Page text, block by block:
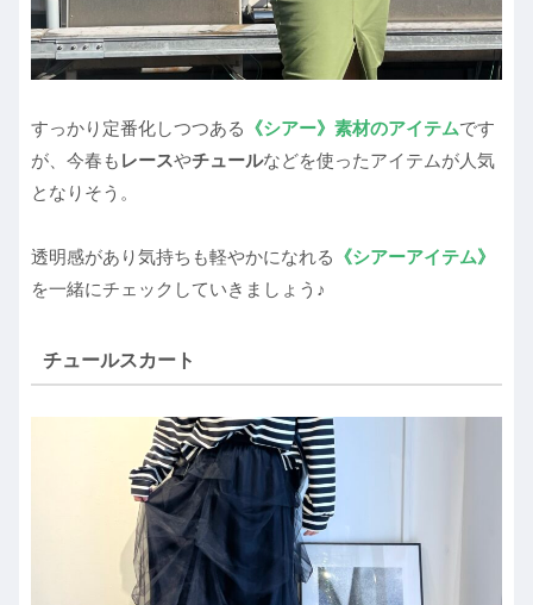
すっかり定番化しつつある 《シアー》 素材のアイテムです
が、今春も レースやチュールなどを使ったアイテムが人気
となりそう。
透明感があり気持ちも軽やかになれる 《シアーアイテム》
を一緒にチェックしていきましょう♪
チュールスカート